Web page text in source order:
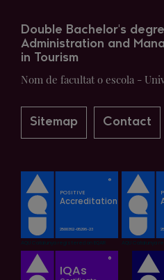
Double Bachelor's
Administration and
in Tourism
Nom de facultat o escola -
Sitemap Contact